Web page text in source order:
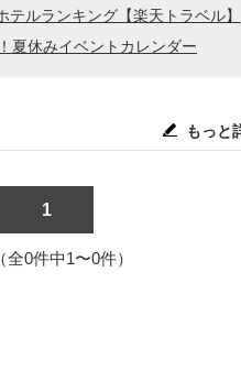
ルランキング【楽天トラベル】
夏休みイベントカレンダー
もっと
1
全0件中1〜0件）